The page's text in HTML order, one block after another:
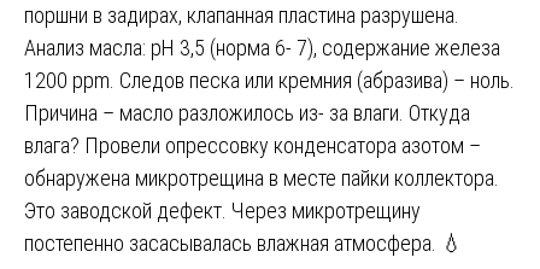
поршни в задирах, клапанная пластина разрушена.
Анализ масла: pH 3,5 (норма 6- 7), содержание железа
1200 ppm. Следов песка или кремния (абразива) – ноль.
Причина – масло разложилось из- за влаги. Откуда
влага? Провели опрессовку конденсатора азотом –
обнаружена микротрещина в месте пайки коллектора.
Это заводской дефект. Через микротрещину
постепенно засасывалась влажная атмосфера. 💧